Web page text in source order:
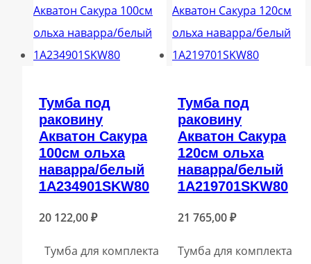
Тумба под
раковину
Акватон Сакура
100см ольха
наварра/белый
1A234901SKW80
20 122,00₽
Тумба для комплекта
Тумба под
раковину
Акватон Сакура
120см ольха
наварра/белый
1A219701SKW80
21 765,00₽
Тумба для комплекта